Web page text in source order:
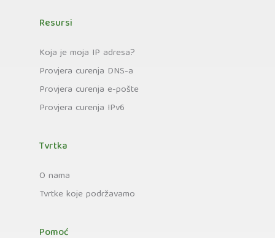
Resursi
Koja je moja IP adresa?
Provjera curenja DNS-a
Provjera curenja e-pošte
Provjera curenja IPv6
Tvrtka
O nama
Tvrtke koje podržavamo
Pomoć